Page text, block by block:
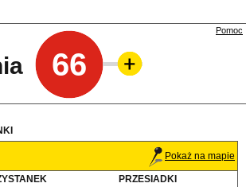
66
Pomoc
Pokaż na mapie
PRZESIADKI